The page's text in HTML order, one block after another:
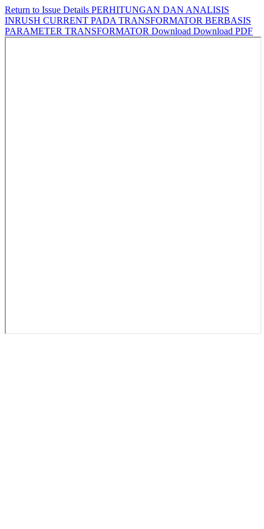
Return to Issue Details PERHITUNGAN DAN ANALISIS
INRUSH CURRENT PADA TRANSFORMATOR BERBASIS
PARAMETER TRANSFORMATOR Download Download PDF